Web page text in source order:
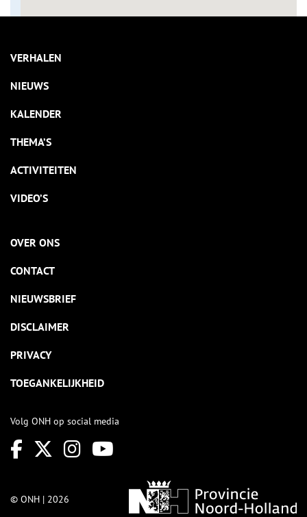
VERHALEN
NIEUWS
KALENDER
THEMA’S
ACTIVITEITEN
VIDEO’S
OVER ONS
CONTACT
NIEUWSBRIEF
DISCLAIMER
PRIVACY
TOEGANKELIJKHEID
Volg ONH op social media
© ONH | 2026